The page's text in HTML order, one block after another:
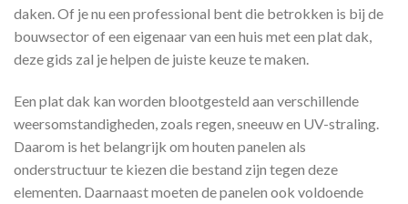
daken. Of je nu een professional bent die betrokken is bij de
bouwsector of een eigenaar van een huis met een plat dak,
deze gids zal je helpen de juiste keuze te maken.
Een plat dak kan worden blootgesteld aan verschillende
weersomstandigheden, zoals regen, sneeuw en UV-straling.
Daarom is het belangrijk om houten panelen als
onderstructuur te kiezen die bestand zijn tegen deze
elementen. Daarnaast moeten de panelen ook voldoende